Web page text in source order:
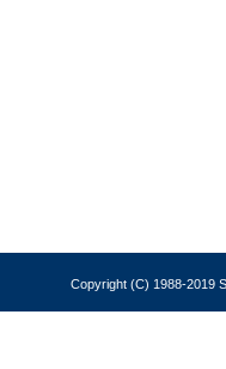
Copyright (C) 1988-2019